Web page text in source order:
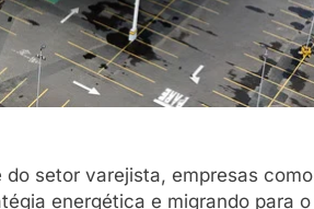
setor varejista, empresas como
energética e migrando para o